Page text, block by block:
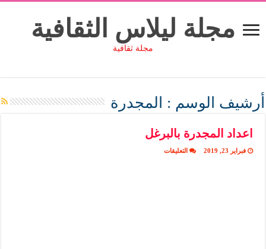
مجلة ليلاس الثقافية
مجلة ثقافية
أرشيف الوسم : المجدرة
اعداد المجدرة بالبرغل
فبراير 23, 2019 التعليقاتعلى